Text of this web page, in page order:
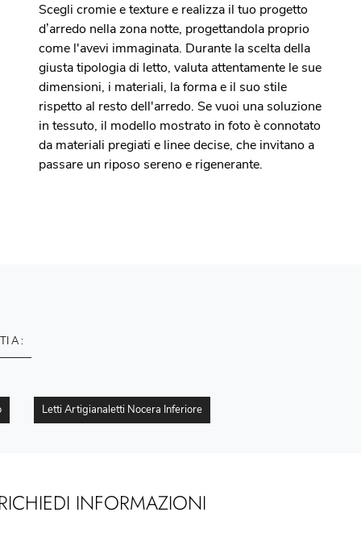
Scegli cromie e texture e realizza il tuo progetto
d’arredo nella zona notte, progettandola proprio
come l'avevi immaginata. Durante la scelta della
giusta tipologia di letto, valuta attentamente le sue
dimensioni, i materiali, la forma e il suo stile
rispetto al resto dell'arredo. Se vuoi una soluzione
in tessuto, il modello mostrato in foto è connotato
da materiali pregiati e linee decise, che invitano a
passare un riposo sereno e rigenerante.
A :
Letti Artigianaletti Nocera Inferiore
INFORMAZIONI